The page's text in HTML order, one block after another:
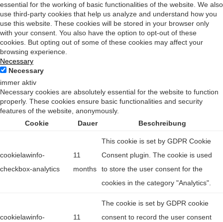
essential for the working of basic functionalities of the website. We also
use third-party cookies that help us analyze and understand how you
use this website. These cookies will be stored in your browser only
with your consent. You also have the option to opt-out of these
cookies. But opting out of some of these cookies may affect your
browsing experience.
Necessary
Necessary
immer aktiv
Necessary cookies are absolutely essential for the website to function
properly. These cookies ensure basic functionalities and security
features of the website, anonymously.
Cookie
Dauer Beschreibung
cookielawinfo-
checkbox-analytics
11
months
This cookie is set by GDPR Cookie
Consent plugin. The cookie is used
to store the user consent for the
cookies in the category "Analytics".
cookielawinfo-
11
The cookie is set by GDPR cookie
consent to record the user consent